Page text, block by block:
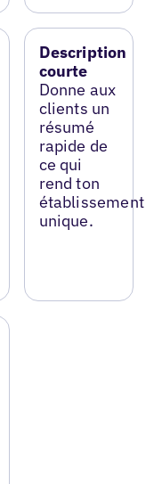
Description
courte
Donne aux
clients un
résumé
rapide de
ce qui
rend ton
établissement
unique.